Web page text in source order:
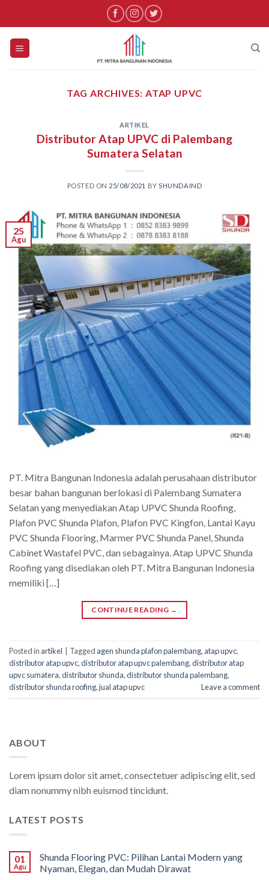
content
TAG ARCHIVES: ATAP UPVC
ARTIKEL
Distributor Atap UPVC di Palembang
Sumatera Selatan
POSTED ON 25/08/2021 BY SHUNDAIND
25
Agu
PT. Mitra Bangunan Indonesia adalah perusahaan distributor
besar bahan bangunan berlokasi di Palembang Sumatera
Selatan yang menyediakan Atap UPVC Shunda Roofing,
Plafon PVC Shunda Plafon, Plafon PVC Kingfon, Lantai Kayu
PVC Shunda Flooring, Marmer PVC Shunda Panel, Shunda
Cabinet Wastafel PVC, dan sebagainya. Atap UPVC Shunda
Roofing yang disediakan oleh PT. Mitra Bangunan Indonesia
memiliki […]
CONTINUE READING →
Posted in artikel Tagged agen shunda plafon palembang, atap upvc,
distributor atap upvc,distributor atap upvc palembang,distributor atap
upvc sumatera,distributor shunda,distributor shunda palembang,
distributor shunda roofing,jual atap upvc Leave a comment
ABOUT
Lorem ipsum dolor sit amet, consectetuer adipiscing elit, sed
diam nonummy nibh euismod tincidunt.
LATEST POSTS
01
Agu
Shunda Flooring PVC: Pilihan Lantai Modern yang
Nyaman, Elegan, dan Mudah Dirawat